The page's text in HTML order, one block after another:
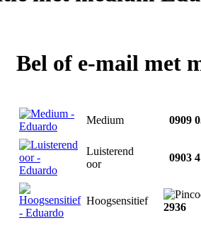
Bel of e-mail met
Medium 0909
Luisterend
oor
0903
Hoogsensitief
2936